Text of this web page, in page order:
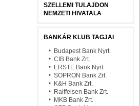
SZELLEMI TULAJDON
NEMZETI HIVATALA
BANKÁR KLUB TAGJAI
Budapest Bank Nyrt.
CIB Bank Zrt.
ERSTE Bank Nyrt.
SOPRON Bank Zrt.
K&H Bank Zrt.
Raiffeisen Bank Zrt.
MKB Bank Zrt.